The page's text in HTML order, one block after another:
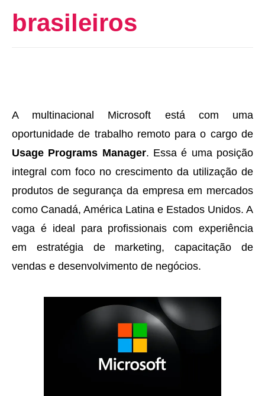
brasileiros
A multinacional Microsoft está com uma
oportunidade de trabalho remoto para o cargo de
Usage Programs Manager. Essa é uma posição
integral com foco no crescimento da utilização de
produtos de segurança da empresa em mercados
como Canadá, América Latina e Estados Unidos. A
vaga é ideal para profissionais com experiência
em estratégia de marketing, capacitação de
vendas e desenvolvimento de negócios.